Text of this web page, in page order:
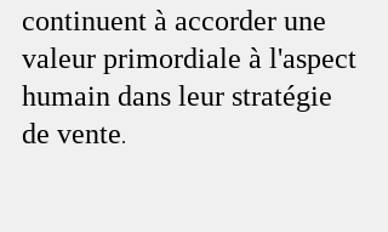
continuent à accorder une
valeur primordiale à l'aspect
humain dans leur stratégie
de vente.